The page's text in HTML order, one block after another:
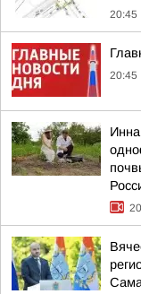
20:45
20:45